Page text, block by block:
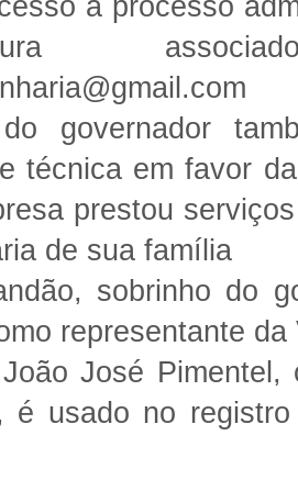
governador
técnica em favor
prestou
de sua família
sobrinho do
representante
José Pimentel,
é usado no